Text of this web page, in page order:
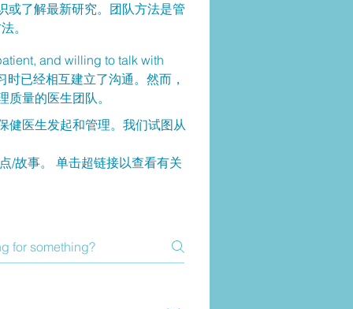
或了解最新研究。团队方法是管
。
and willing to talk with
已经相互建立了沟通。然而，
量的医生团队。
健医生发起和管理。我们试图从
/故事。 单击超链接以查看有关